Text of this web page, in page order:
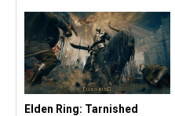
the Machine
Elden Ring: Tarnished